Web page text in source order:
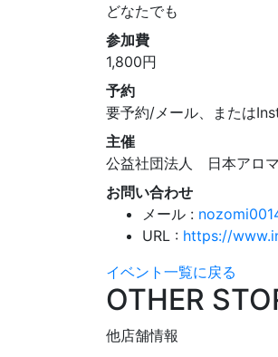
どなたでも
参加費
1,800円
予約
要予約/メール、または
主催
公益社団法人 日本アロ
お問い合わせ
メール :
URL : https://
イベント一覧に戻る
OTHER
他店舗情報